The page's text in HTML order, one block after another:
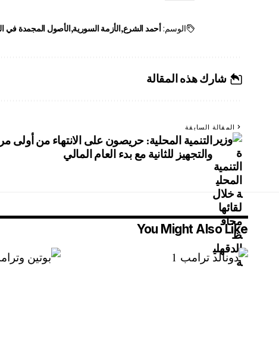
الوسم:أحمد الشرع الأزمة السورية الأصول المجمدة في
شارك هذه المقالة
المقالة السابقة
التنمية المحلية: حريصون على الانتهاء من أولى
والتجهيز للثانية مع بدء العام المالي
You Might Also Like